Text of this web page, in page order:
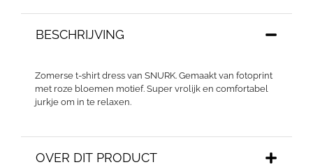
BESCHRIJVING
Zomerse t-shirt dress van SNURK. Gemaakt van fotoprint
met roze bloemen motief. Super vrolijk en comfortabel
jurkje om in te relaxen.
OVER DIT PRODUCT